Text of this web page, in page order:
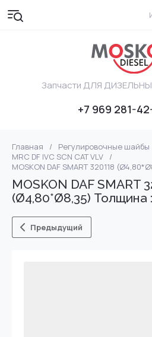
Запчасти ДЛЯ
+7 969 281-
Главная / Регулировочные шайбы
MRC DF IVC SCN CAT VLV
/
MOSKON DAF SMART 320118
MOSKON DAF SMART
(Ø4,80*Ø8,35) Толщина
Предыдущий